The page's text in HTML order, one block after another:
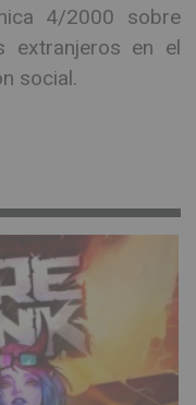
4/2000 sobre
extranjeros en el
social.